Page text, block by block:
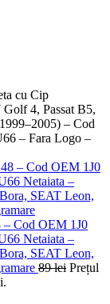
cu Cip
4, Passat B5,
– Cod
– Fara Logo –
– Cod OEM 1J0
Netaiata –
SEAT Leon,
89lei Prețul